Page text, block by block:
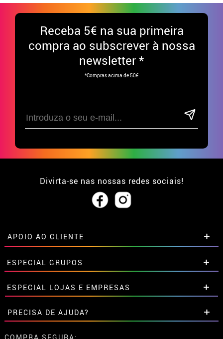
Receba 5€ na sua primeira
compra ao subscrever à nossa
newsletter *
*Compras acima de 50€
Divirta-se nas nossas redes sociais!
APOIO AO CLIENTE
• Sobre nós
• Condições de venda
• Aviso legal ePrivacidade
• Atendimento ao cliente
• Utilização de cookies
•Configuração de cookies
ESPECIAL GRUPOS
Descontos especiais para grupos.
Entre em contato connosco aqui
ESPECIAL LOJAS E EMPRESAS
Descontos especiais para grupos.
Entre em contato connosco aqui
PRECISA DE AJUDA?
Ainda não colocei a minha ordem